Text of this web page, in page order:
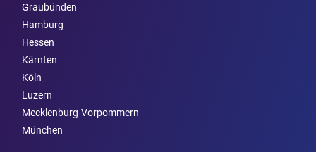
Graubünden
Hamburg
Hessen
Kärnten
Köln
Luzern
Mecklenburg-Vorpommern
München